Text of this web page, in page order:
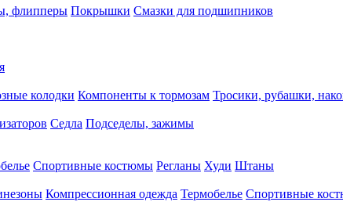
флипперы Покрышки Смазки для подшипников
колодки Компоненты к тормозам Тросики, рубашки,
Седла Подседелы, зажимы
Спортивные костюмы Регланы Худи Штаны
Компрессионная одежда Термобелье Спортивные